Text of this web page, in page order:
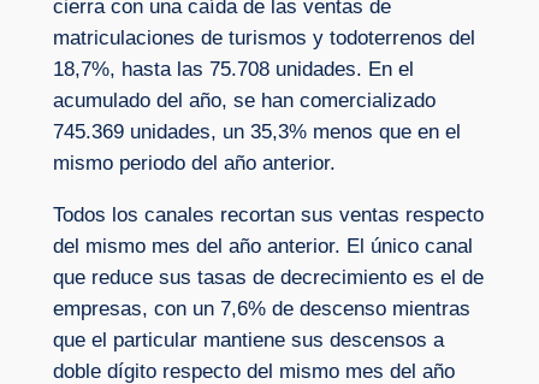
cierra con una caída de las ventas de
matriculaciones de turismos y todoterrenos del
18,7%, hasta las 75.708 unidades. En el
acumulado del año, se han comercializado
745.369 unidades, un 35,3% menos que en el
mismo periodo del año anterior.
Todos los canales recortan sus ventas respecto
del mismo mes del año anterior. El único canal
que reduce sus tasas de decrecimiento es el de
empresas, con un 7,6% de descenso mientras
que el particular mantiene sus descensos a
doble dígito respecto del mismo mes del año